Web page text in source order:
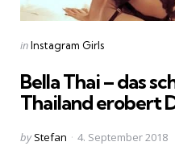
Categories
Posted
inInstagram Girls
Bella Thai – das
Thailand erobert
Posted
by Stefan 4. September 2018